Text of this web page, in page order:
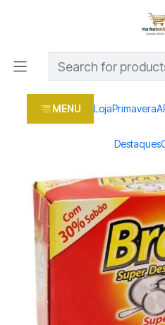
MENU LojaPrimavera
Destaques
Os melhores preços em
Home Loja Casa e
MATERIAL LIMPEZA